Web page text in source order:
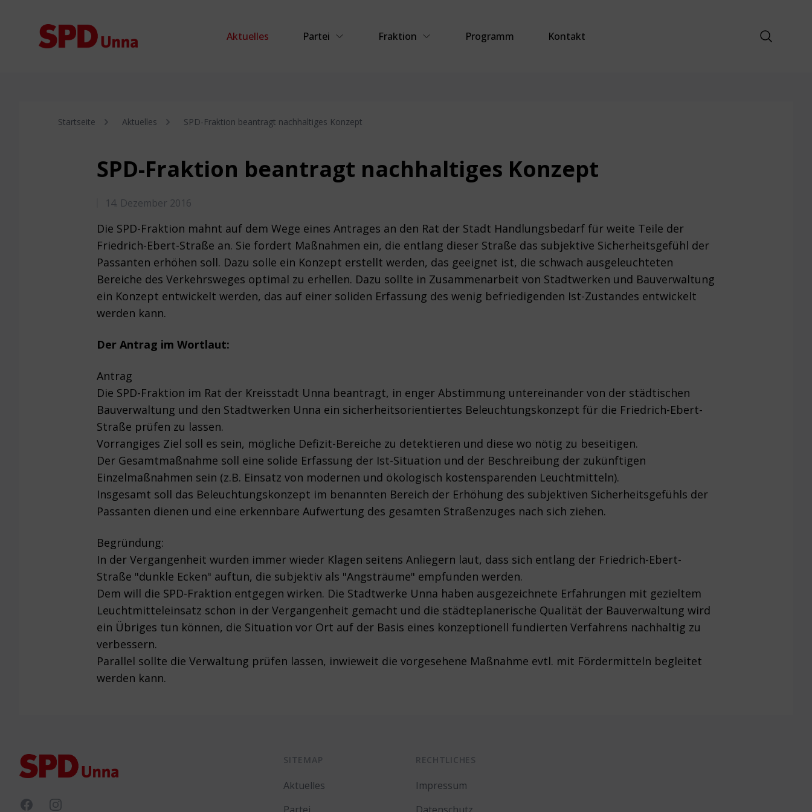
Aktuelles Partei Fraktion Programm Kontakt Suche
Startseite Aktuelles SPD-Fraktion beantragt nachhaltiges Konzept
SPD-Fraktion beantragt nachhaltiges Konzept
14. Dezember 2016
Die SPD-Fraktion mahnt auf dem Wege eines Antrages an den Rat der Stadt Handlungsbedarf für weite Teile der
Friedrich-Ebert-Straße an. Sie fordert Maßnahmen ein, die entlang dieser Straße das subjektive Sicherheitsgefühl der
Passanten erhöhen soll. Dazu solle ein Konzept erstellt werden, das geeignet ist, die schwach ausgeleuchteten
Bereiche des Verkehrsweges optimal zu erhellen. Dazu sollte in Zusammenarbeit von Stadtwerken und Bauverwaltung
ein Konzept entwickelt werden, das auf einer soliden Erfassung des wenig befriedigenden Ist-Zustandes entwickelt
werden kann.
Der Antrag im Wortlaut:
Antrag
Die SPD-Fraktion im Rat der Kreisstadt Unna beantragt, in enger Abstimmung untereinander von der städtischen
Bauverwaltung und den Stadtwerken Unna ein sicherheitsorientiertes Beleuchtungskonzept für die Friedrich-Ebert-
Straße prüfen zu lassen.
Vorrangiges Ziel soll es sein, mögliche Defizit-Bereiche zu detektieren und diese wo nötig zu beseitigen.
Der Gesamtmaßnahme soll eine solide Erfassung der Ist-Situation und der Beschreibung der zukünftigen
Einzelmaßnahmen sein (z.B. Einsatz von modernen und ökologisch kostensparenden Leuchtmitteln).
Insgesamt soll das Beleuchtungskonzept im benannten Bereich der Erhöhung des subjektiven Sicherheitsgefühls der
Passanten dienen und eine erkennbare Aufwertung des gesamten Straßenzuges nach sich ziehen.
Begründung:
In der Vergangenheit wurden immer wieder Klagen seitens Anliegern laut, dass sich entlang der Friedrich-Ebert-
Straße "dunkle Ecken" auftun, die subjektiv als "Angsträume" empfunden werden.
Dem will die SPD-Fraktion entgegen wirken. Die Stadtwerke Unna haben ausgezeichnete Erfahrungen mit gezieltem
Leuchtmitteleinsatz schon in der Vergangenheit gemacht und die städteplanerische Qualität der Bauverwaltung wird
ein Übriges tun können, die Situation vor Ort auf der Basis eines konzeptionell fundierten Verfahrens nachhaltig zu
verbessern.
Parallel sollte die Verwaltung prüfen lassen, inwieweit die vorgesehene Maßnahme evtl. mit Fördermitteln begleitet
werden kann.
FacebookInstagram
SITEMAP
Aktuelles
RECHTLICHES
Impressum